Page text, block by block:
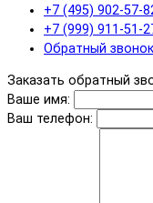
+7 (495) 902-57-
+7 (999) 911-51-
Обратный звонок
Заказать обратный
Ваше имя:
Ваш телефон: